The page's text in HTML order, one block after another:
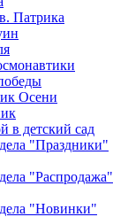
Патрика
Осени
в детский сад
"Праздники"
"Распродажа"
"Новинки"